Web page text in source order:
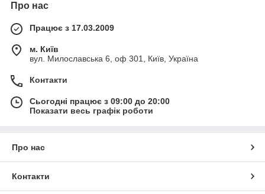
Про нас
Працює з 17.03.2009
м. Київ
вул. Милославська 6, оф 301, Київ, Україна
Контакти
Сьогодні працює з 09:00 до 20:00
Показати весь графік роботи
Про нас
Контакти